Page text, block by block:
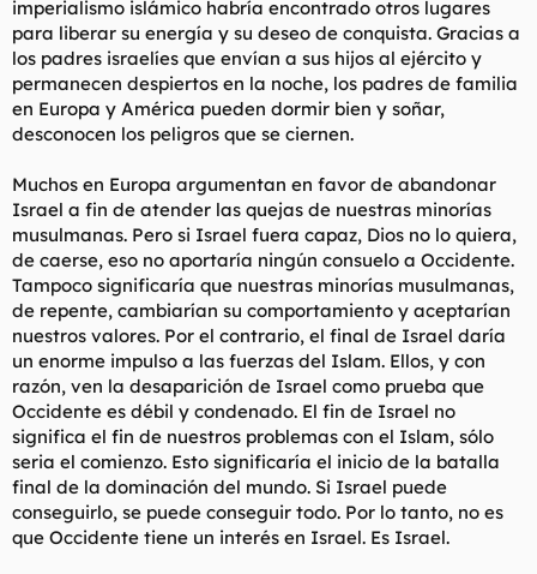
imperialismo islámico habría encontrado otros lugares
para liberar su energía y su deseo de conquista. Gracias a
los padres israelíes que envían a sus hijos al ejército y
permanecen despiertos en la noche, los padres de familia
en Europa y América pueden dormir bien y soñar,
desconocen los peligros que se ciernen.
Muchos en Europa argumentan en favor de abandonar
Israel a fin de atender las quejas de nuestras minorías
musulmanas. Pero si Israel fuera capaz, Dios no lo quiera,
de caerse, eso no aportaría ningún consuelo a Occidente.
Tampoco significaría que nuestras minorías musulmanas,
de repente, cambiarían su comportamiento y aceptarían
nuestros valores. Por el contrario, el final de Israel daría
un enorme impulso a las fuerzas del Islam. Ellos, y con
razón, ven la desaparición de Israel como prueba que
Occidente es débil y condenado. El fin de Israel no
significa el fin de nuestros problemas con el Islam, sólo
seria el comienzo. Esto significaría el inicio de la batalla
final de la dominación del mundo. Si Israel puede
conseguirlo, se puede conseguir todo. Por lo tanto, no es
que Occidente tiene un interés en Israel. Es Israel.